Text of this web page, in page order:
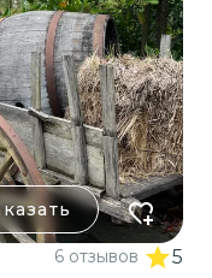
6 отзывов 5